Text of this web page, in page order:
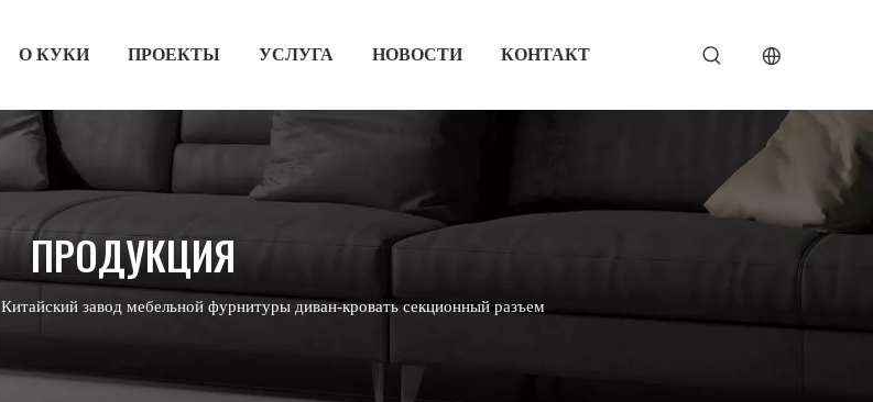
О КУКИ ПРОЕКТЫ УСЛУГА НОВОСТИ КОНТАКТ
ПРОДУКЦИЯ
Китайский завод мебельной фурнитуры диван-кровать секционный разъем